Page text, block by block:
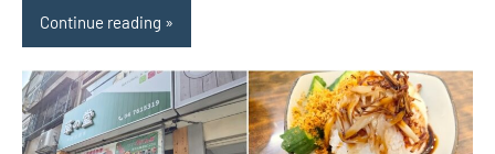
Continue reading